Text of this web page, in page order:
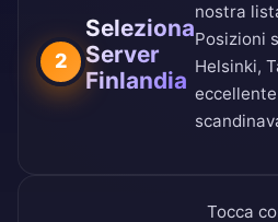
2
Seleziona
Server
Finlandia
nostra
Posizioni
Helsinki,
Tocca